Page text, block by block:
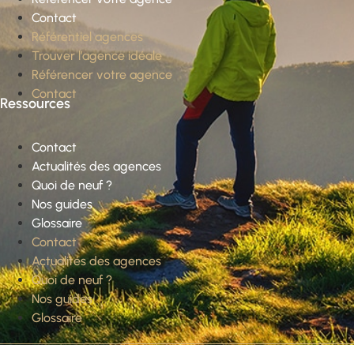
Contact
Référentiel agences
Trouver l’agence idéale
Référencer votre agence
Contact
Ressources
Contact
Actualités des agences
Quoi de neuf ?
Nos guides
Glossaire
Contact
Actualités des agences
Quoi de neuf ?
Nos guides
Glossaire